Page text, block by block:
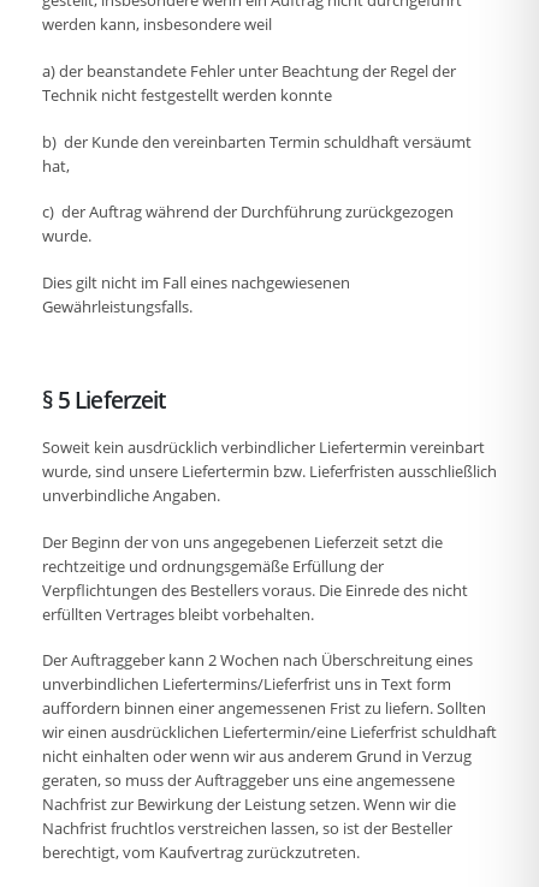
werden kann, insbesondere weil
a) der beanstandete Fehler unter Beachtung der Regel der
Technik nicht festgestellt werden konnte
b) der Kunde den vereinbarten Termin schuldhaft versäumt
hat,
c) der Auftrag während der Durchführung zurückgezogen
wurde.
Dies gilt nicht im Fall eines nachgewiesenen
Gewährleistungsfalls.
§ 5 Lieferzeit
Soweit kein ausdrücklich verbindlicher Liefertermin vereinbart
wurde, sind unsere Liefertermin bzw. Lieferfristen ausschließlich
unverbindliche Angaben.
Der Beginn der von uns angegebenen Lieferzeit setzt die
rechtzeitige und ordnungsgemäße Erfüllung der
Verpflichtungen des Bestellers voraus. Die Einrede des nicht
erfüllten Vertrages bleibt vorbehalten.
Der Auftraggeber kann 2 Wochen nach Überschreitung eines
unverbindlichen Liefertermins/Lieferfrist uns in Text form
auffordern binnen einer angemessenen Frist zu liefern. Sollten
wir einen ausdrücklichen Liefertermin/eine Lieferfrist schuldhaft
nicht einhalten oder wenn wir aus anderem Grund in Verzug
geraten, so muss der Auftraggeber uns eine angemessene
Nachfrist zur Bewirkung der Leistung setzen. Wenn wir die
Nachfrist fruchtlos verstreichen lassen, so ist der Besteller
berechtigt, vom Kaufvertrag zurückzutreten.